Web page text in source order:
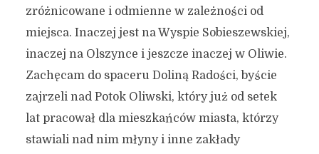
zróżnicowane i odmienne w zależności od
miejsca. Inaczej jest na Wyspie Sobieszewskiej,
inaczej na Olszynce i jeszcze inaczej w Oliwie.
Zachęcam do spaceru Doliną Radości, byście
zajrzeli nad Potok Oliwski, który już od setek
lat pracował dla mieszkańców miasta, którzy
stawiali nad nim młyny i inne zakłady